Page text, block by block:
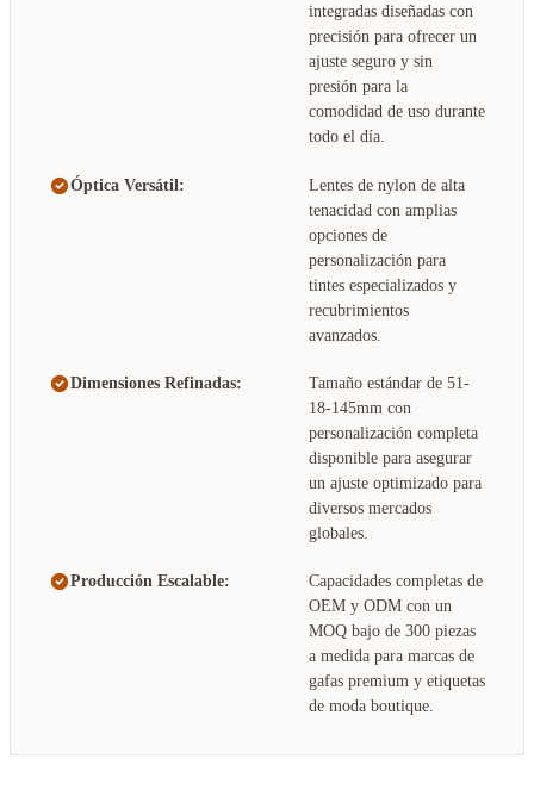
integradas diseñadas con
precisión para ofrecer un
ajuste seguro y sin
presión para la
comodidad de uso durante
todo el día.
Óptica Versátil:
Lentes de nylon de alta
tenacidad con amplias
opciones de
personalización para
tintes especializados y
recubrimientos
avanzados.
Dimensiones Refinadas:
Tamaño estándar de 51-
18-145mm con
personalización completa
disponible para asegurar
un ajuste optimizado para
diversos mercados
globales.
Producción Escalable:
Capacidades completas de
OEM y ODM con un
MOQ bajo de 300 piezas
a medida para marcas de
gafas premium y etiquetas
de moda boutique.